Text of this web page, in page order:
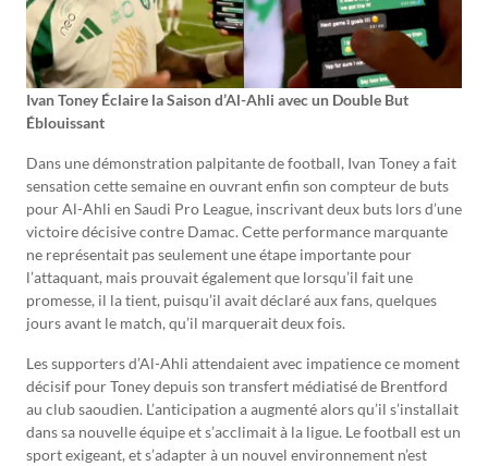
Ivan Toney Éclaire la Saison d’Al-Ahli avec un Double But
Éblouissant
Dans une démonstration palpitante de football, Ivan Toney a fait
sensation cette semaine en ouvrant enfin son compteur de buts
pour Al-Ahli en Saudi Pro League, inscrivant deux buts lors d’une
victoire décisive contre Damac. Cette performance marquante
ne représentait pas seulement une étape importante pour
l’attaquant, mais prouvait également que lorsqu’il fait une
promesse, il la tient, puisqu’il avait déclaré aux fans, quelques
jours avant le match, qu’il marquerait deux fois.
Les supporters d’Al-Ahli attendaient avec impatience ce moment
décisif pour Toney depuis son transfert médiatisé de Brentford
au club saoudien. L’anticipation a augmenté alors qu’il s’installait
dans sa nouvelle équipe et s’acclimait à la ligue. Le football est un
sport exigeant, et s’adapter à un nouvel environnement n’est